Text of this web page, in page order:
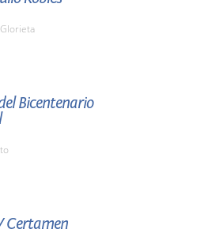
Bicentenario
Certamen